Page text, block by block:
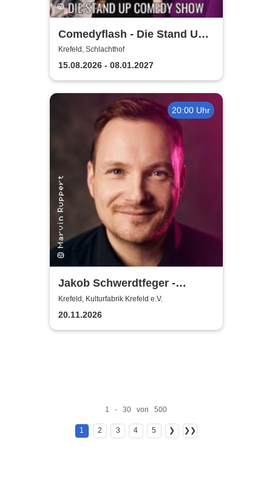
Comedyflash - Die Stand Up
Comedy Show
Krefeld, Schlachthof
15.08.2026 - 08.01.2027
20:00 Uhr
Jakob Schwerdtfeger -
Meisterwerk
Krefeld, Kulturfabrik Krefeld e.V.
20.11.2026
1 - 30 von 500
1 2 3 4 5 ❯ ❯❯